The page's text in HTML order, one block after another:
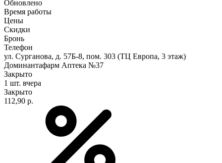
Обновлено
Время работы
Цены
Скидки
Бронь
Телефон
ул. Сурганова, д. 57Б-8, пом. 303 (ТЦ Европа, 3 этаж)
Доминантафарм Аптека №37
Закрыто
1 шт. вчера
Закрыто
112,90 р.